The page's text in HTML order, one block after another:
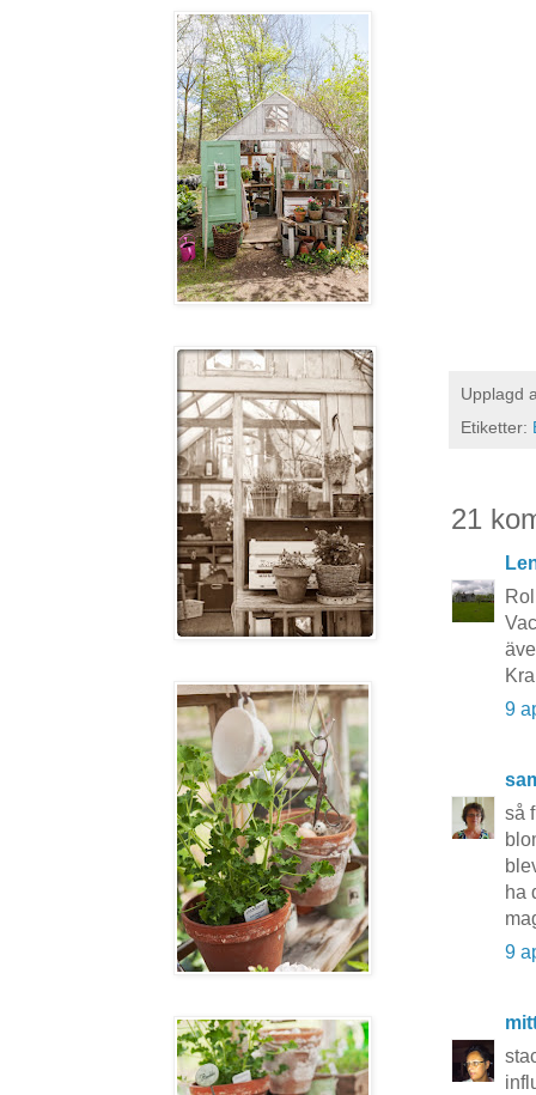
Upplagd
Etiketter:
21
9
så
ha
9